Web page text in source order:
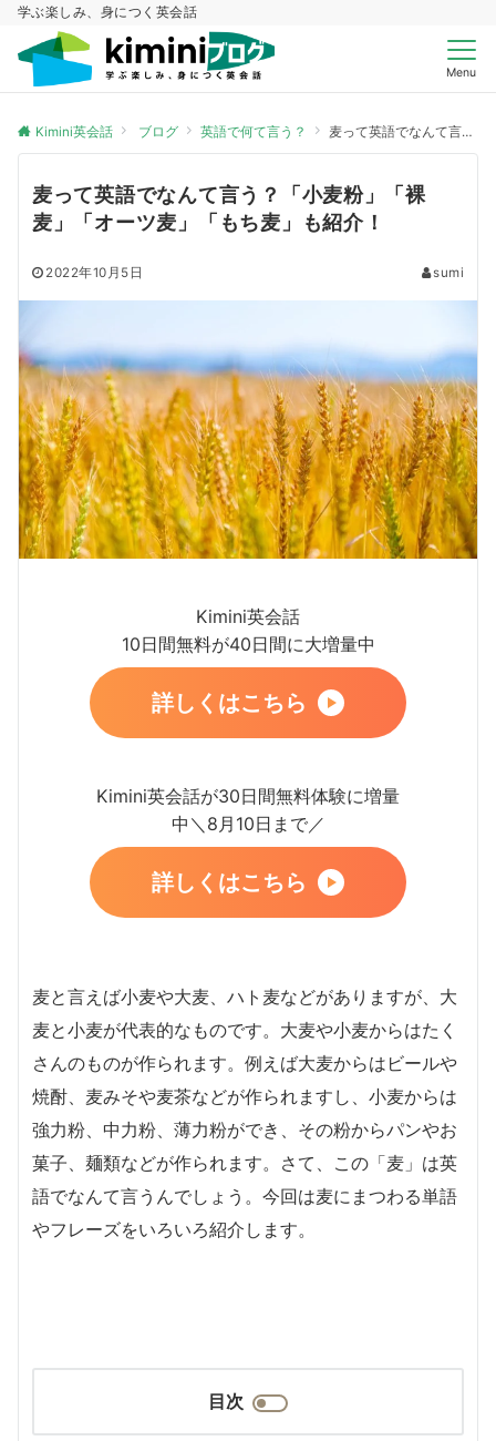
学ぶ楽しみ、身につく英会話
Menu
Kimini英会話 ブログ 英語で何て言う？ 麦って英語でなんて言う？「小麦粉」「裸麦」「オーツ麦」「もち麦」も紹介！
麦って英語でなんて言う？「小麦粉」「裸
麦」「オーツ麦」「もち麦」も紹介！
2022年10月5日 sumi
Kimini英会話
10日間無料が40日間に大増量中
詳しくはこちら
Kimini英会話が30日間無料体験に増量
中＼8月10日まで／
詳しくはこちら
麦と言えば小麦や大麦、ハト麦などがありますが、大
麦と小麦が代表的なものです。大麦や小麦からはたく
さんのものが作られます。例えば大麦からはビールや
焼酎、麦みそや麦茶などが作られますし、小麦からは
強力粉、中力粉、薄力粉ができ、その粉からパンやお
菓子、麺類などが作られます。さて、この「麦」は英
語でなんて言うんでしょう。今回は麦にまつわる単語
やフレーズをいろいろ紹介します。
目次